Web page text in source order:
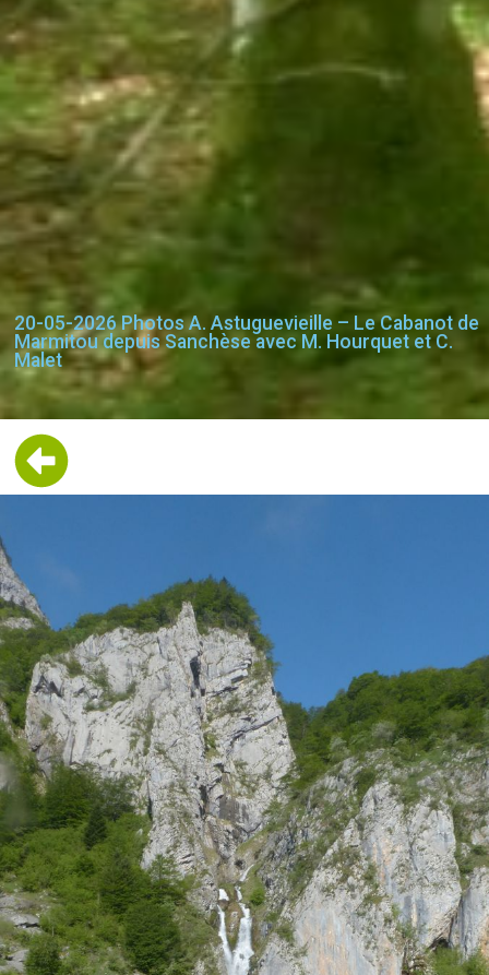
20-05-2026 Photos A. Astuguevieille – Le Cabanot de
Marmitou depuis Sanchèse avec M. Hourquet et C.
Malet